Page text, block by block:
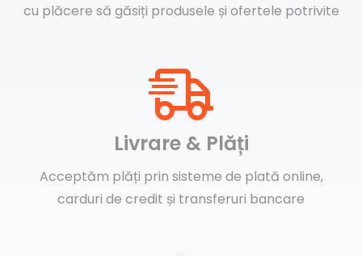
cu plăcere să găsiți produsele și ofertele potrivite
Livrare & Plăți
Acceptăm plăți prin sisteme de plată online,
carduri de credit și transferuri bancare